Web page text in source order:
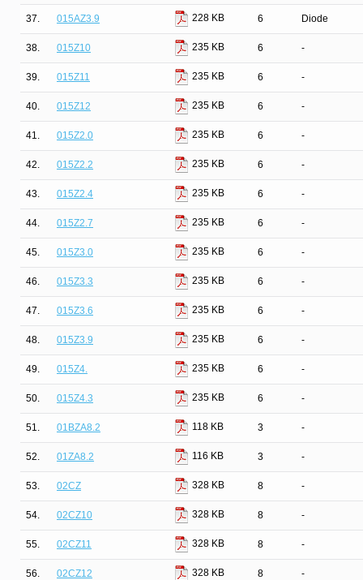
37. 015AZ3.9 228 KB 6 Diode
38. 015Z10 235 KB 6 -
39. 015Z11 235 KB 6 -
40. 015Z12 235 KB 6 -
41. 015Z2.0 235 KB 6 -
42. 015Z2.2 235 KB 6 -
43. 015Z2.4 235 KB 6 -
44. 015Z2.7 235 KB 6 -
45. 015Z3.0 235 KB 6 -
46. 015Z3.3 235 KB 6 -
47. 015Z3.6 235 KB 6 -
48. 015Z3.9 235 KB 6 -
49. 015Z4. 235 KB 6 -
50. 015Z4.3 235 KB 6 -
51. 01BZA8.2 118 KB 3 -
52. 01ZA8.2 116 KB 3 -
53. 02CZ 328 KB 8 -
54. 02CZ10 328 KB 8 -
55. 02CZ11 328 KB 8 -
56. 02CZ12 328 KB 8 -